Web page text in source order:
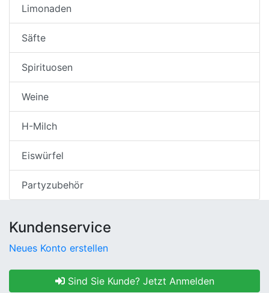
Limonaden
Säfte
Spirituosen
Weine
H-Milch
Eiswürfel
Partyzubehör
Kundenservice
Neues Konto erstellen
Sind Sie Kunde? Jetzt Anmelden